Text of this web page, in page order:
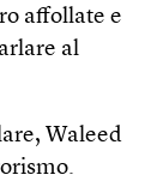
affollate e
al
Waleed